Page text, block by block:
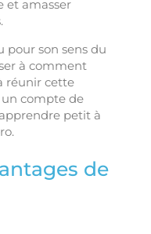
et amasser
pour son sens du
à comment
réunir cette
un compte de
petit à
de